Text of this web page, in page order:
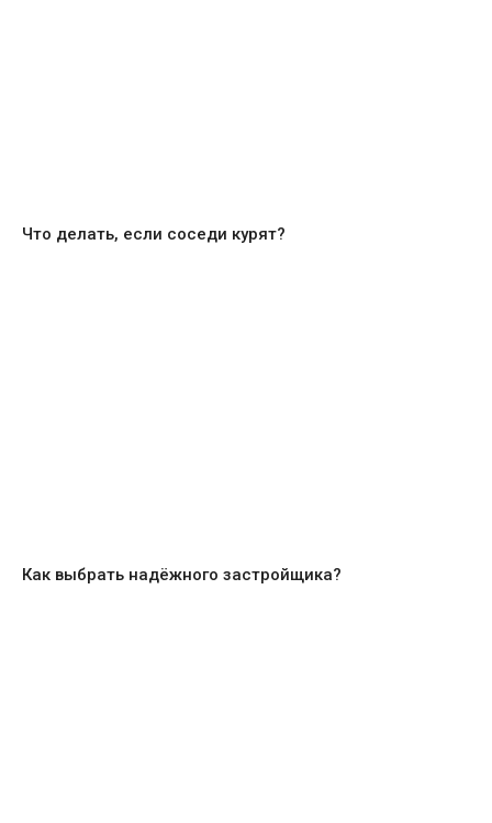
Что делать, если соседи курят?
Как выбрать надёжного застройщика?